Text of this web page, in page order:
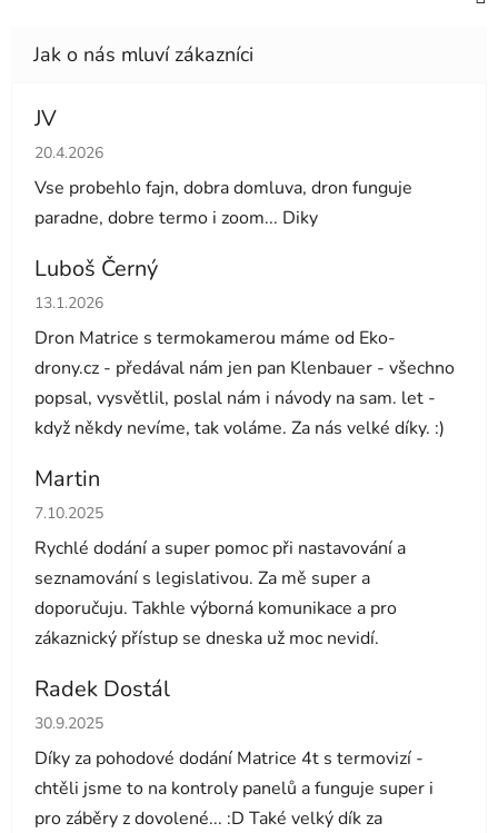
JV
Hodnocení obchodu je 5 z 5 hvězdiček.
20.4.2026
Vse probehlo fajn, dobra domluva, dron funguje
paradne, dobre termo i zoom... Diky
Luboš Černý
Hodnocení obchodu je 5 z 5 hvězdiček.
13.1.2026
Dron Matrice s termokamerou máme od Eko-
drony.cz - předával nám jen pan Klenbauer - všechno
popsal, vysvětlil, poslal nám i návody na sam. let -
když někdy nevíme, tak voláme. Za nás velké díky. :)
Martin
Hodnocení obchodu je 5 z 5 hvězdiček.
7.10.2025
Rychlé dodání a super pomoc při nastavování a
seznamování s legislativou. Za mě super a
doporučuju. Takhle výborná komunikace a pro
zákaznický přístup se dneska už moc nevidí.
Radek Dostál
Hodnocení obchodu je 5 z 5 hvězdiček.
30.9.2025
Díky za pohodové dodání Matrice 4t s termovizí -
chtěli jsme to na kontroly panelů a funguje super i
pro záběry z dovolené... :D Také velký dík za